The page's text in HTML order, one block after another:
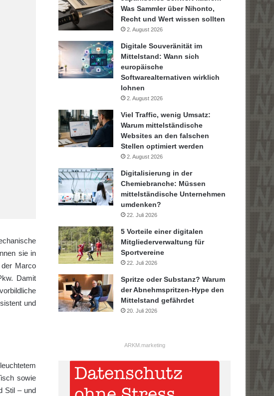
sie in
der Marco
Damit
und
sowie
Stil – und
Was Sammler über Nihonto,
Recht und Wert wissen sollten
2. August 2026
Digitale Souveränität im
Mittelstand: Wann sich
europäische
Softwarealternativen wirklich
lohnen
2. August 2026
Viel Traffic, wenig Umsatz:
Warum mittelständische
Websites an den falschen
Stellen optimiert werden
2. August 2026
Digitalisierung in der
Chemiebranche: Müssen
mittelständische Unternehmen
umdenken?
22. Juli 2026
5 Vorteile einer digitalen
Mitgliederverwaltung für
Sportvereine
22. Juli 2026
Spritze oder Substanz? Warum
der Abnehmspritzen-Hype den
Mittelstand gefährdet
20. Juli 2026
ARKM.marketing